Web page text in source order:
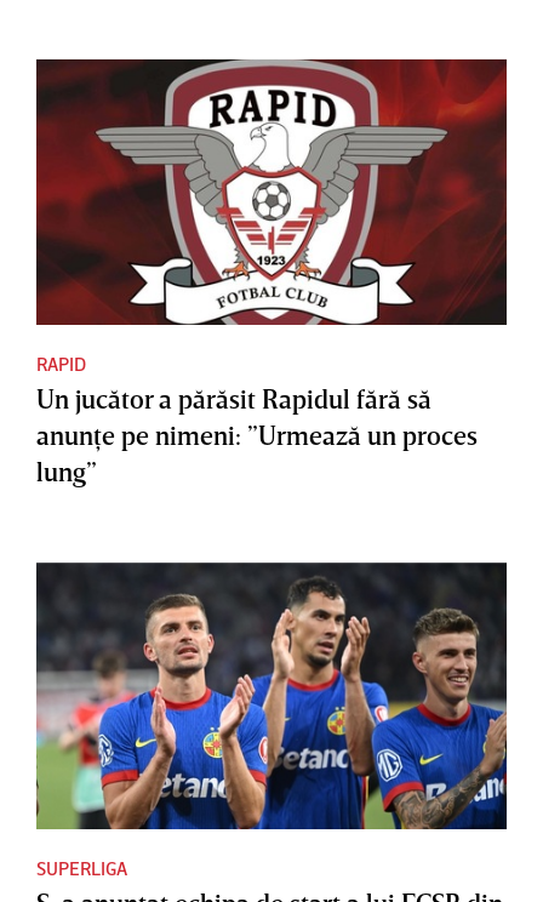
RAPID
Un jucător a părăsit Rapidul fără să
anunţe pe nimeni: ”Urmează un proces
lung”
SUPERLIGA